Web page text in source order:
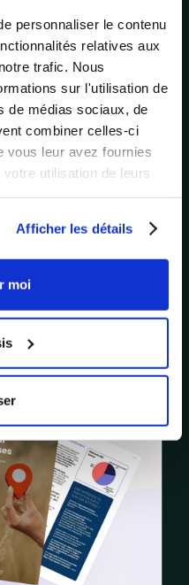
personnaliser le contenu
relatives aux
trafic. Nous
sur l'utilisation de
de médias sociaux, de
combiner celles-ci
vous leur avez fournies
utilisation de leurs
Afficher les détails
moi
Cash transforment